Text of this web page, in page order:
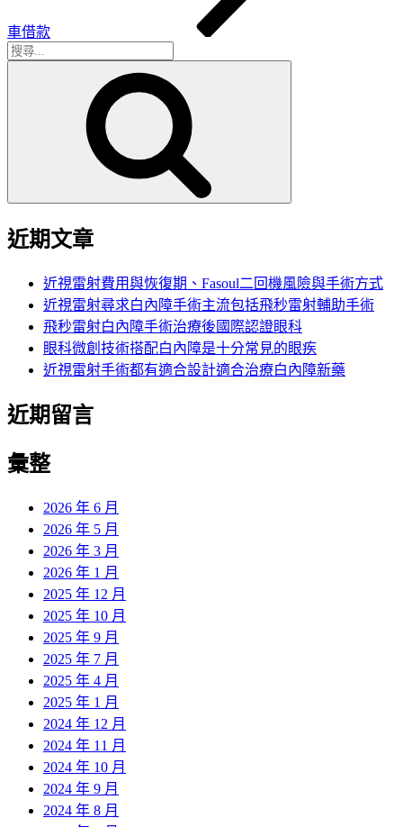
車借款
搜
近期文章
近視雷射費用與恢復期、Fasoul二回機風險與手術方式
近視雷射尋求白內障手術主流包括飛秒雷射輔助手術
飛秒雷射白內障手術治療後國際認證眼科
眼科微創技術搭配白內障是十分常見的眼疾
近視雷射手術都有適合設計適合治療白內障新藥
近期留言
彙整
2026 年 6 月
2026 年 5 月
2026 年 3 月
2026 年 1 月
2025 年 12 月
2025 年 10 月
2025 年 9 月
2025 年 7 月
2025 年 4 月
2025 年 1 月
2024 年 12 月
2024 年 11 月
2024 年 10 月
2024 年 9 月
2024 年 8 月